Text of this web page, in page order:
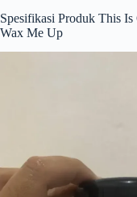
Spesifikasi Produk This
Wax Me Up